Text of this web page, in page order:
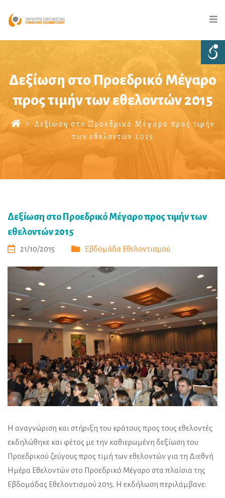
Δεξίωση στο Προεδρικό Μέγαρο
προς τιμήν των εθελοντών 2015
Δεξίωση στο Προεδρικό Μέγαρο προς τιμήν
των εθελοντών 2015
Δεξίωση στο Προεδρικό Μέγαρο προς τιμήν των
εθελοντών 2015
21/10/2015 Εβδομάδα Εθελοντισμού
Η αναγνώριση και στήριξη του κράτους προς τους εθελοντές
εκδηλώθηκε και φέτος με την καθιερωμένη δεξίωση του
Προεδρικού ζεύγους προς τιμή των εθελοντών για τη Διεθνή
Ημέρα Εθελοντών στο Προεδρικό Μέγαρο στα πλαίσια της
Εβδομάδας Εθελοντισμού 2015. Η εκδήλωση περιλάμβανε: